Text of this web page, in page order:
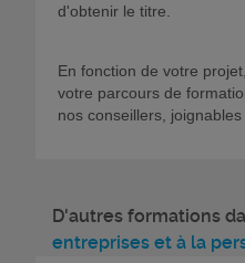
d'obtenir le titre.
En fonction de votre
votre parcours de
nos conseillers, joignables
D'autres formations
entreprises et à la